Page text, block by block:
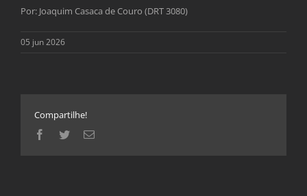
Por: Joaquim Casaca de Couro (DRT 3080)
05 jun 2026
Compartilhe!
Facebook
TwitterE-